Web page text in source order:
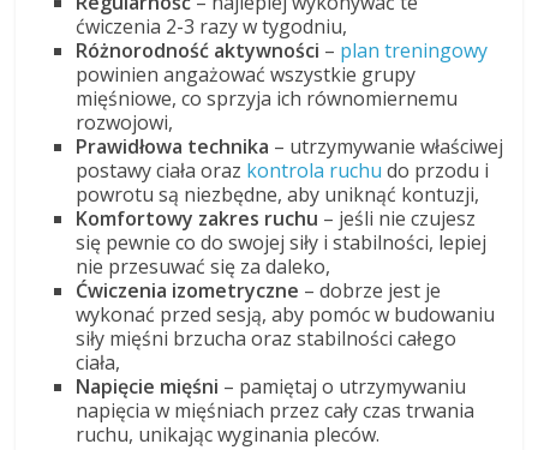
ćwiczenia 2-3 razy w tygodniu,
Różnorodność aktywności – plan treningowy
powinien angażować wszystkie grupy
mięśniowe, co sprzyja ich równomiernemu
rozwojowi,
Prawidłowa technika – utrzymywanie właściwej
postawy ciała oraz kontrola ruchu do przodu i
powrotu są niezbędne, aby uniknąć kontuzji,
Komfortowy zakres ruchu – jeśli nie czujesz
się pewnie co do swojej siły i stabilności, lepiej
nie przesuwać się za daleko,
Ćwiczenia izometryczne – dobrze jest je
wykonać przed sesją, aby pomóc w budowaniu
siły mięśni brzucha oraz stabilności całego
ciała,
Napięcie mięśni – pamiętaj o utrzymywaniu
napięcia w mięśniach przez cały czas trwania
ruchu, unikając wyginania pleców.